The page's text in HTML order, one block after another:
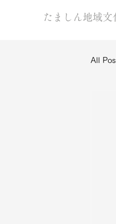
たましん地域文
All